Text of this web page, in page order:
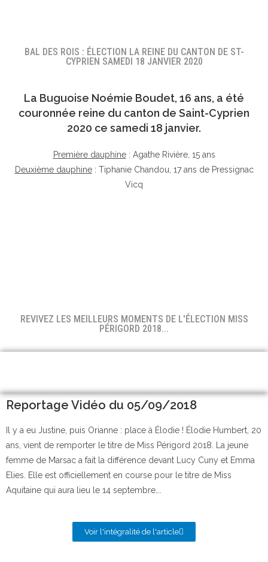
BAL DES ROIS : ÉLECTION LA REINE DU CANTON DE ST-
CYPRIEN SAMEDI 18 JANVIER 2020
La Buguoise Noémie Boudet, 16 ans, a été
couronnée reine du canton de Saint-Cyprien
2020 ce samedi 18 janvier.
Première dauphine: Agathe Rivière, 15 ans
Deuxième dauphine: Tiphanie Chandou, 17 ans de Pressignac
Vicq
REVIVEZ LES MEILLEURS MOMENTS DE L'ÉLECTION MISS
PÉRIGORD 2018...
Reportage Vidéo du 05/09/2018
Il y a eu Justine, puis Orianne : place à Élodie ! Élodie Humbert, 20
ans, vient de remporter le titre de Miss Périgord 2018. La jeune
femme de Marsac a fait la différence devant Lucy Cuny et Emma
Elies. Elle est officiellement en course pour le titre de Miss
Aquitaine qui aura lieu le 14 septembre….
Voir l'intégralité de l'article